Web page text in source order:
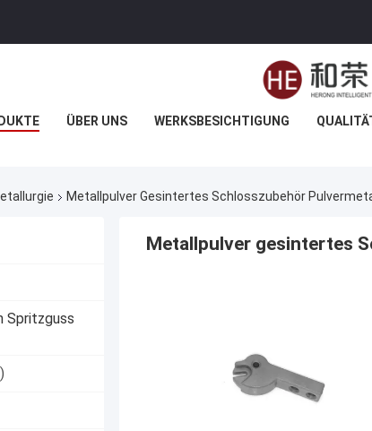
ÜBER UNS WERKSBESICHTIGUNG
Metallpulver Gesintertes Schlosszubehör
Spritzguss
Metallpulver gesintertes